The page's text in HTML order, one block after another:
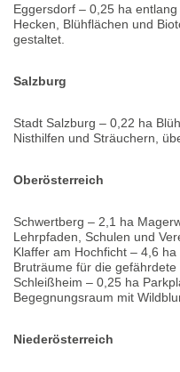
Eggersdorf – 0,25 ha
Hecken, Blühflächen und
gestaltet.
Salzburg
Stadt Salzburg – 0,22 ha
Nisthilfen und Sträuchern,
Oberösterreich
Schwertberg – 2,1 ha
Lehrpfaden, Schulen und
Klaffer am Hochficht – 4,6
Bruträume für die gefährdete
Schleißheim – 0,25 ha
Begegnungsraum mit
Niederösterreich